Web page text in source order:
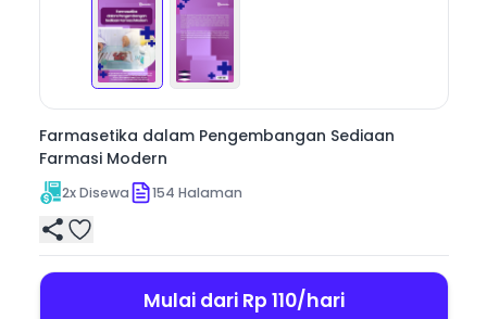
Farmasetika dalam Pengembangan Sediaan
Farmasi Modern
2x Disewa 154 Halaman
Mulai dari Rp 110/hari
pembaca dapat memahami pentingnya mutu dan
keamanan sediaan farmasi dalam menjaga